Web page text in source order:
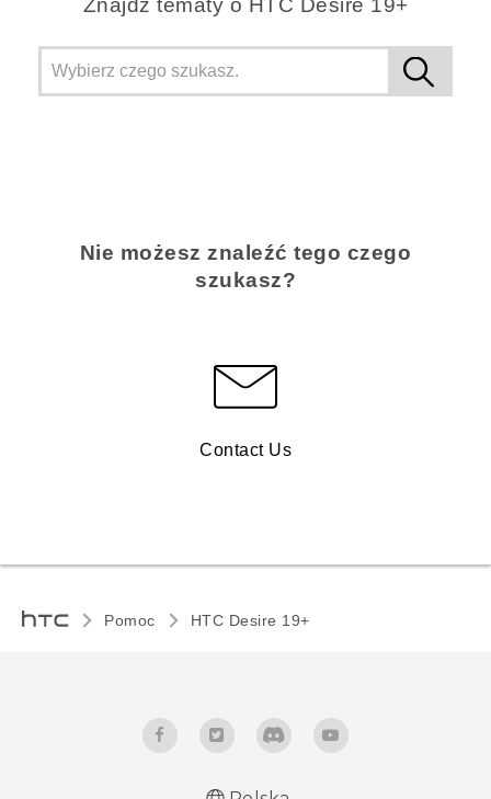
Znajdż tematy o ‎HTC Desire 19+‎
Nie możesz znaleźć tego czego
szukasz?
Contact Us
Pomoc ‎HTC Desire 19+‎‎